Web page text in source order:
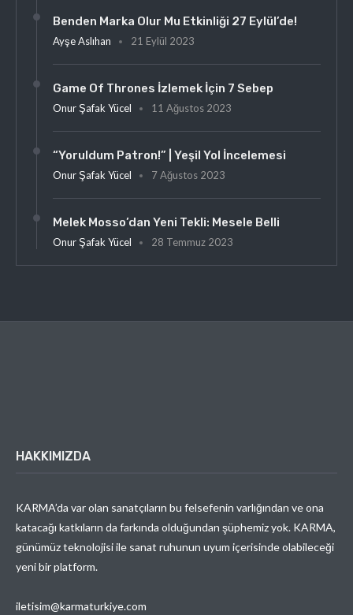
Benden Marka Olur Mu Etkinliği 27 Eylül’de!
Ayşe Aslıhan 21 Eylül 2023
Game Of Thrones İzlemek İçin 7 Sebep
Onur Şafak Yücel 11 Ağustos 2023
“Yoruldum Patron!” | Yeşil Yol İncelemesi
Onur Şafak Yücel 7 Ağustos 2023
Melek Mosso’dan Yeni Tekli: Mesele Belli
Onur Şafak Yücel 28 Temmuz 2023
HAKKIMIZDA
KARMA’da var olan sanatçıların bu felsefenin varlığından ve ona
katacağı katkıların da farkında olduğundan şüphemiz yok. KARMA,
günümüz teknolojisi ile sanat ruhunun uyum içerisinde olabileceği
yeni bir platform.
iletisim@karmaturkiye.com